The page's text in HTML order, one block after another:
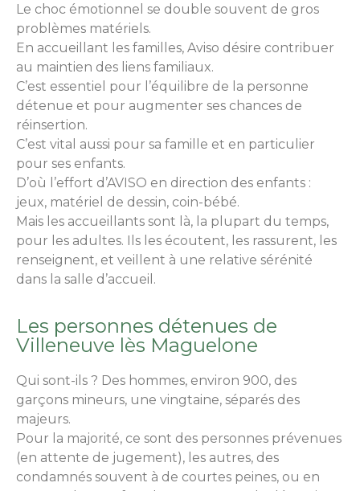
Le choc émotionnel se double souvent de gros
problèmes matériels.
En accueillant les familles, Aviso désire contribuer
au maintien des liens familiaux.
C’est essentiel pour l’équilibre de la personne
détenue et pour augmenter ses chances de
réinsertion.
C’est vital aussi pour sa famille et en particulier
pour ses enfants.
D’où l’effort d’AVISO en direction des enfants :
jeux, matériel de dessin, coin-bébé.
Mais les accueillants sont là, la plupart du temps,
pour les adultes. Ils les écoutent, les rassurent, les
renseignent, et veillent à une relative sérénité
dans la salle d’accueil.
Les personnes détenues de
Villeneuve lès Maguelone
Qui sont-ils ? Des hommes, environ 900, des
garçons mineurs, une vingtaine, séparés des
majeurs.
Pour la majorité, ce sont des personnes prévenues
(en attente de jugement), les autres, des
condamnés souvent à de courtes peines, ou en